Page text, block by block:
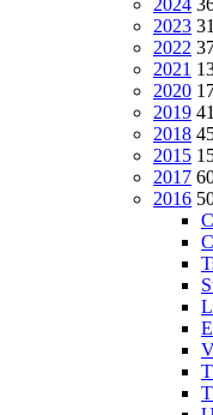
2024
2023
2022
2021
2020
2019
2018
2015
2017
2016